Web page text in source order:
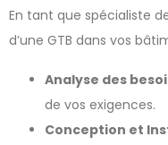
En tant que spécialiste
d’une GTB dans vos
Analyse des
de vos exigences.
Conception et